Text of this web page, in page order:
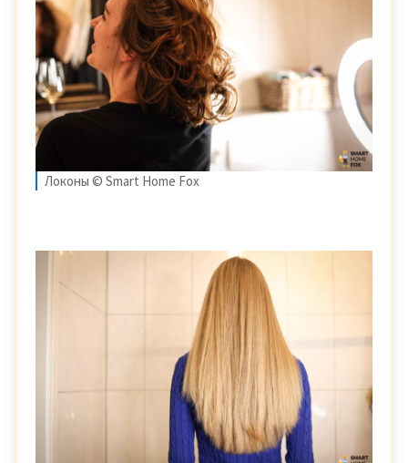
Локоны © Smart Home Fox